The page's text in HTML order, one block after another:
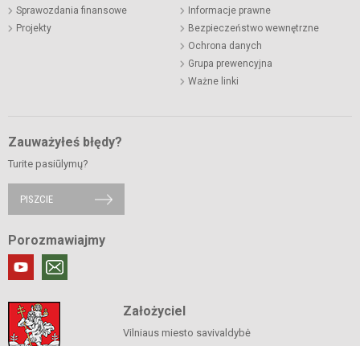
Sprawozdania finansowe
Projekty
Informacje prawne
Bezpieczeństwo wewnętrzne
Ochrona danych
Grupa prewencyjna
Ważne linki
Zauważyłeś błędy?
Turite pasiūlymų?
PISZCIE
Porozmawiajmy
Założyciel
Vilniaus miesto savivaldybė